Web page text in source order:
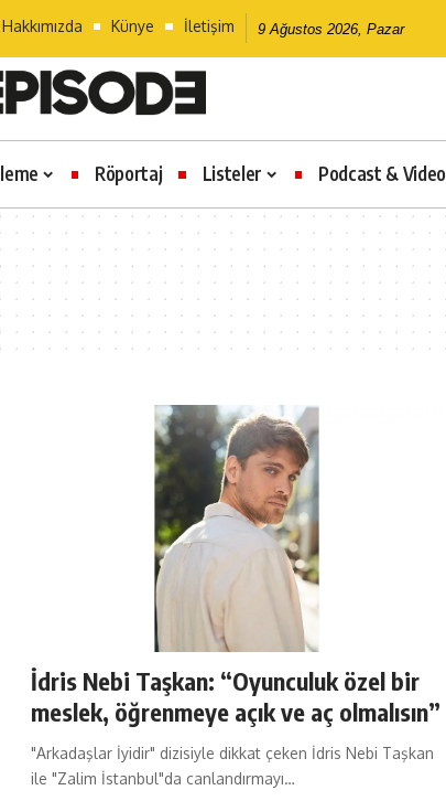
Hakkımızda Künye İletişim 9 Ağustos 2026, Pazar
Röportaj Listeler Podcast & Video
İdris Nebi Taşkan: “Oyunculuk özel bir
meslek, öğrenmeye açık ve aç olmalısın”
"Arkadaşlar İyidir" dizisiyle dikkat çeken İdris Nebi Taşkan
ile "Zalim İstanbul"da canlandırmayı…